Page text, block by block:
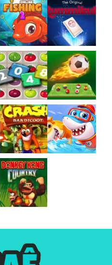
Jogaê Jogaê
Jogaê Jogaê
Jogaê Jogaê
Jogaê
Jogaê